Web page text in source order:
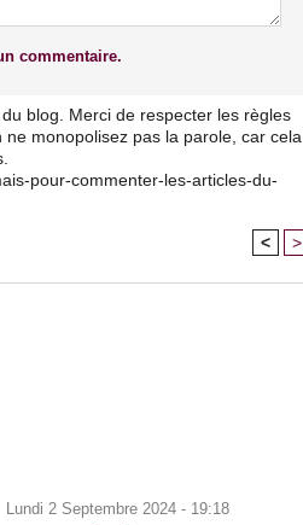
commentaire.
blog. Merci de respecter les règles
monopolisez pas la parole, car cela
pour-commenter-les-articles-du-
< >
Lundi 2 Septembre 2024 - 19:18